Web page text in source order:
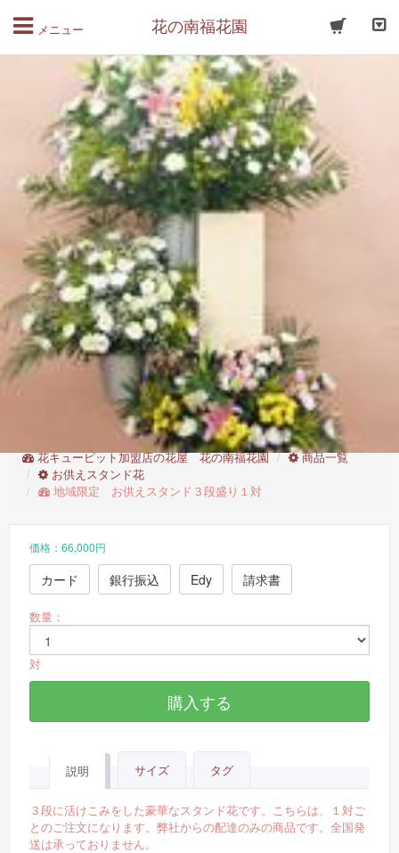
花の南福花園
メニュー
地域限定 お供えスタンド３段盛り１対
花キューピット加盟店の花屋 花の南福花園
商品一覧
お供えスタンド花
地域限定 お供えスタンド３段盛り１対
価格：66,000円
カード 銀行振込 Edy 請求書
数量：
対
購入する
説明 サイズ タグ
３段に活けこみをした豪華なスタンド花です。こちらは、１対ご
とのご注文になります。弊社からの配達のみの商品です。全国発
送は承っておりません。